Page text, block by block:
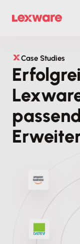
Case Studies